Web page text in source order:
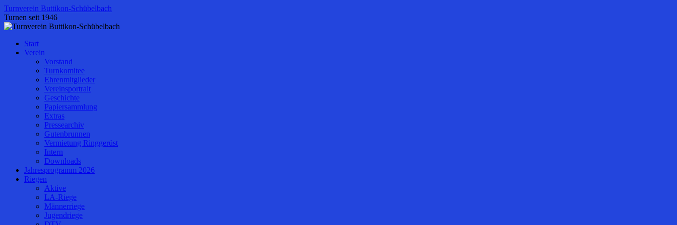
Zum
Inhalt
springen
Turnverein Buttikon-Schübelbach
Turnen seit 1946
Start
Verein
Vorstand
Turnkomitee
Ehrenmitglieder
Vereinsportrait
Geschichte
Papiersammlung
Extras
Pressearchiv
Gutenbrunnen
Vermietung Ringgerüst
Intern
Downloads
Jahresprogramm 2026
Riegen
Aktive
LA-Riege
Männerriege
Jugendriege